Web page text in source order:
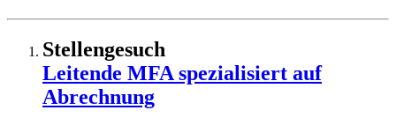
Stellengesuch
Leitende MFA spezialisiert auf
Abrechnung